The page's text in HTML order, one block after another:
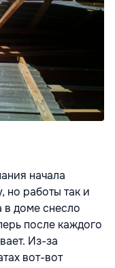
начала
но работы так и
в доме снесло
после каждого
Из-за
вот-вот